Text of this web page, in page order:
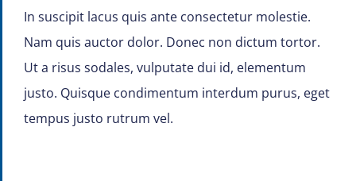
In suscipit lacus quis ante consectetur molestie.
Nam quis auctor dolor. Donec non dictum tortor.
Ut a risus sodales, vulputate dui id, elementum
justo. Quisque condimentum interdum purus, eget
tempus justo rutrum vel.